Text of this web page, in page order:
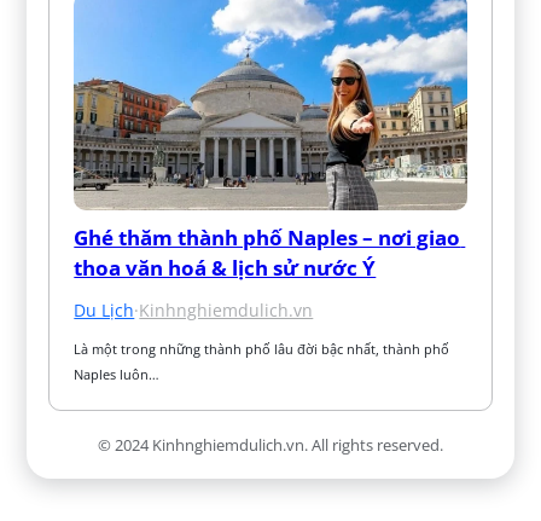
Ghé thăm thành phố Naples – nơi giao
thoa văn hoá & lịch sử nước Ý
Du Lịch·Kinhnghiemdulich.vn
Là một trong những thành phố lâu đời bậc nhất, thành phố
Naples luôn…
© 2024 Kinhnghiemdulich.vn. All rights reserved.